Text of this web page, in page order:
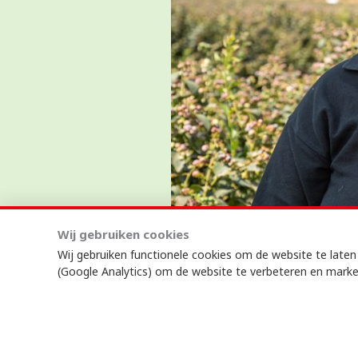
Tijdens de geweldadige
gearresteerd en ontslagen.
moment een kantelpunt te
Wij gebruiken cookies
Wij gebruiken functionele cookies om de website te
(Google Analytics) om de website te verbeteren en